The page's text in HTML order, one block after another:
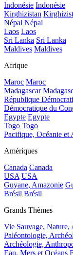
Indonésie Indonésie
Kirghizistan
Népal Népal
Laos Laos
Sri Lanka Sri Lanka
Maldives Maldives
Afrique
Maroc Maroc
Madagascar
République
Démocratique du
Egypte Egypte
Togo Togo
Pacifique, Océanie et
Amériques
Canada Canada
USA USA
Guyane, Amazonie
Brésil Brésil
Grands Thèmes
Vie Sauvage, Nature,
Paléontologie,
Archéologie,
Eau, Mers et Océans